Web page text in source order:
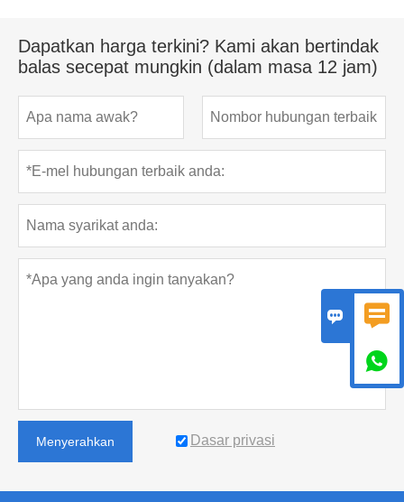
Dapatkan harga terkini? Kami akan bertindak
balas secepat mungkin (dalam masa 12 jam)
Menyerahkan Dasar privasi
 
